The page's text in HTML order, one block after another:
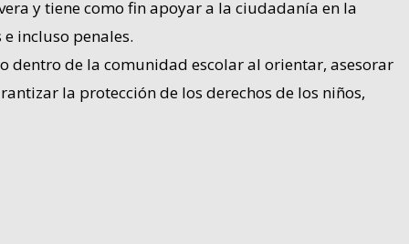
y tiene como fin apoyar a la ciudadanía en la
incluso penales.
dentro de la comunidad escolar al orientar, asesorar
la protección de los derechos de los niños,